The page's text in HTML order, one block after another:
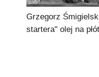
Grzegorz
startera" olej na